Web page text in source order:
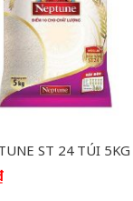
ST 24 TÚI 5KG